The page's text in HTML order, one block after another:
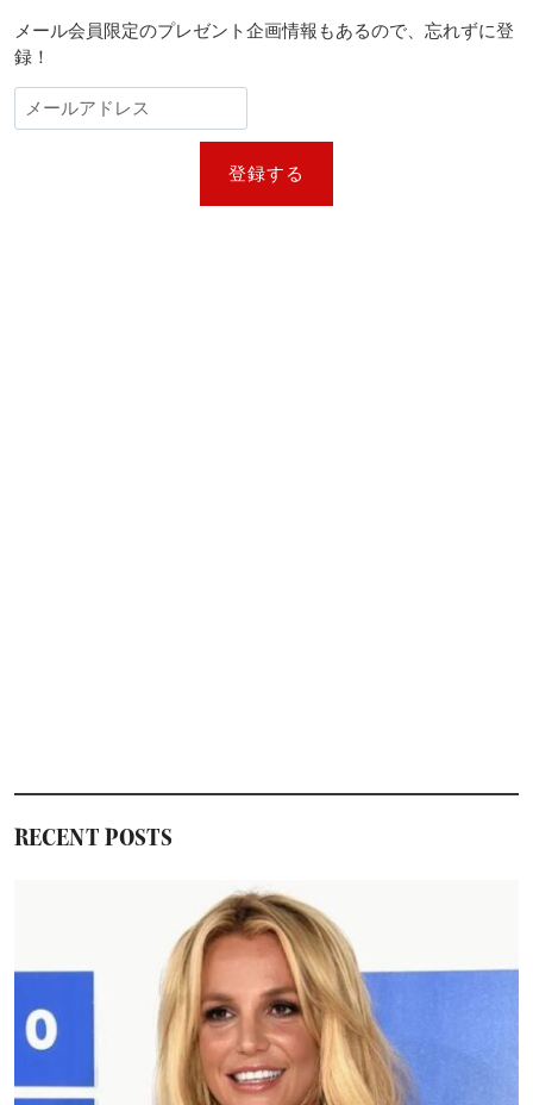
メール会員限定のプレゼント企画情報もあるので、忘れずに登
録！
登録する
RECENT POSTS